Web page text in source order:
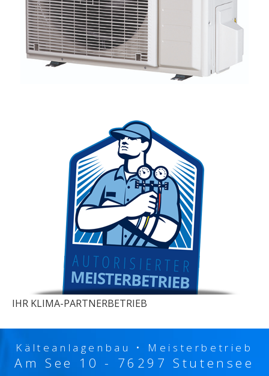
IHR KLIMA-PARTNERBETRIEB
Kälteanlagenbau • Meisterbetrieb
Am See 10 - 76297 Stutensee